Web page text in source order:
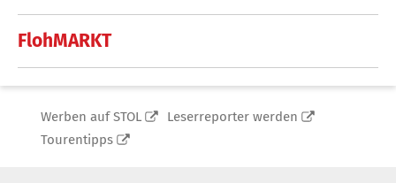
FlohMARKT
Werben auf STOL
Leserreporter werden
Tourentipps